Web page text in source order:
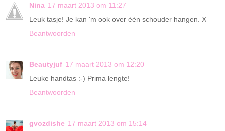
Nina 17 maart 2013 om 11:27
Leuk tasje! Je kan 'm ook over één schouder hangen. X
Beantwoorden
Beautyjuf 17 maart 2013 om 12:20
Leuke handtas :-) Prima lengte!
Beantwoorden
gvozdishe 17 maart 2013 om 15:14